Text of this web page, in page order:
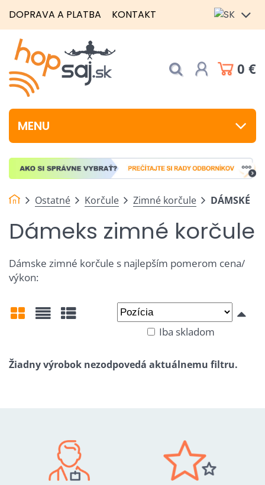
DOPRAVA A PLATBA KONTAKT
0 €
MENU
Ostatné Korčule Zimné korčule DÁMSKÉ
Dámeks zimné korčule
Dámske zimné korčule s najlepším pomerom cena/
výkon:
Iba skladom